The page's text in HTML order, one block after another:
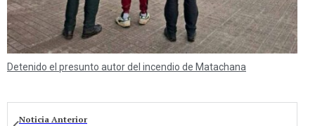
Detenido el presunto autor del incendio de Matachana
Noticia Anterior